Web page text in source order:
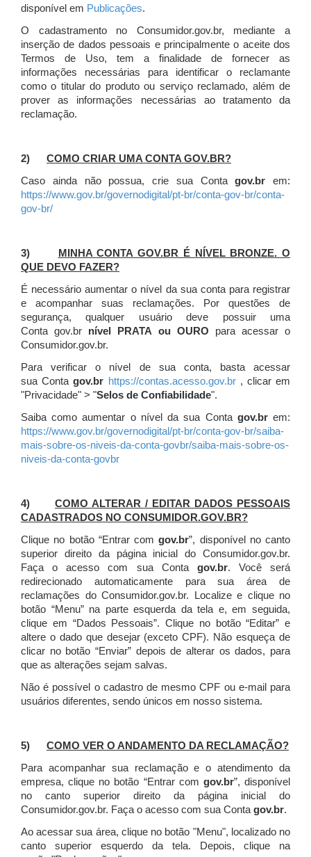
disponível em Publicações.
O cadastramento no Consumidor.gov.br, mediante a
inserção de dados pessoais e principalmente o aceite dos
Termos de Uso, tem a finalidade de fornecer as
informações necessárias para identificar o reclamante
como o titular do produto ou serviço reclamado, além de
prover as informações necessárias ao tratamento da
reclamação.
2) COMO CRIAR UMA CONTA GOV.BR?
Caso ainda não possua, crie sua Contagov.br em:
https://www.gov.br/governodigital/pt-br/conta-gov-br/conta-
gov-br/
3)
MINHA CONTA GOV.BR É NÍVEL BRONZE. O
QUE DEVO FAZER?
É necessário aumentar o nível da sua conta para registrar
e acompanhar suas reclamações. Por questões de
segurança, qualquer usuário deve possuir uma
Conta gov.br nível PRATA ou OURO para acessar o
Consumidor.gov.br.
Para verificar o nível de sua conta, basta acessar
sua Contagov.br https://contas.acesso.gov.br, clicar em
"Privacidade" > "Selos de Confiabilidade".
Saiba como aumentar o nível da sua Conta gov.brem:
https://www.gov.br/governodigital/pt-br/conta-gov-br/saiba-
mais-sobre-os-niveis-da-conta-govbr/saiba-mais-sobre-os-
niveis-da-conta-govbr
4) COMO ALTERAR / EDITAR DADOS PESSOAIS
CADASTRADOS NO CONSUMIDOR.GOV.BR?
Clique no botão “Entrar comgov.br”, disponível no canto
superior direito da página inicial do Consumidor.gov.br.
Faça o acesso com sua Conta gov.br. Você será
redirecionado automaticamente para sua área de
reclamações do Consumidor.gov.br.
Localize e clique no
botão “Menu” na parte esquerda da tela e, em seguida,
clique em “Dados Pessoais”. Clique no botão “Editar” e
altere o dado que desejar (exceto CPF). Não esqueça de
clicar no botão “Enviar” depois de alterar os dados, para
que as alterações sejam salvas.
Não é possível o cadastro de mesmo CPF ou e-mail para
usuários diferentes, sendo únicos em nosso sistema.
5) COMO VER O ANDAMENTO DA RECLAMAÇÃO?
Para acompanhar sua reclamação e o atendimento da
empresa, clique no botão “Entrar com gov.br”, disponível
no canto superior direito da página inicial do
Consumidor.gov.br. Faça o acesso com sua Contagov.br.
Ao acessar sua área, clique no botão "Menu", localizado no
canto superior esquerdo da tela. Depois, clique na